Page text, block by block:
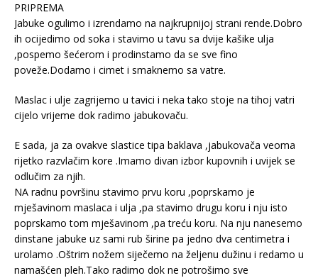
PRIPREMA
Jabuke ogulimo i izrendamo na najkrupnijoj strani rende.Dobro
ih ocijedimo od soka i stavimo u tavu sa dvije kašike ulja
,pospemo šećerom i prodinstamo da se sve fino
poveže.Dodamo i cimet i smaknemo sa vatre.
Maslac i ulje zagrijemo u tavici i neka tako stoje na tihoj vatri
cijelo vrijeme dok radimo jabukovaču.
E sada, ja za ovakve slastice tipa baklava ,jabukovača veoma
rijetko razvlačim kore .Imamo divan izbor kupovnih i uvijek se
odlučim za njih.
NA radnu površinu stavimo prvu koru ,poprskamo je
mješavinom maslaca i ulja ,pa stavimo drugu koru i nju isto
poprskamo tom mješavinom ,pa treću koru. Na nju nanesemo
dinstane jabuke uz sami rub širine pa jedno dva centimetra i
urolamo .Oštrim nožem siječemo na željenu dužinu i redamo u
namašćen pleh.Tako radimo dok ne potrošimo sve